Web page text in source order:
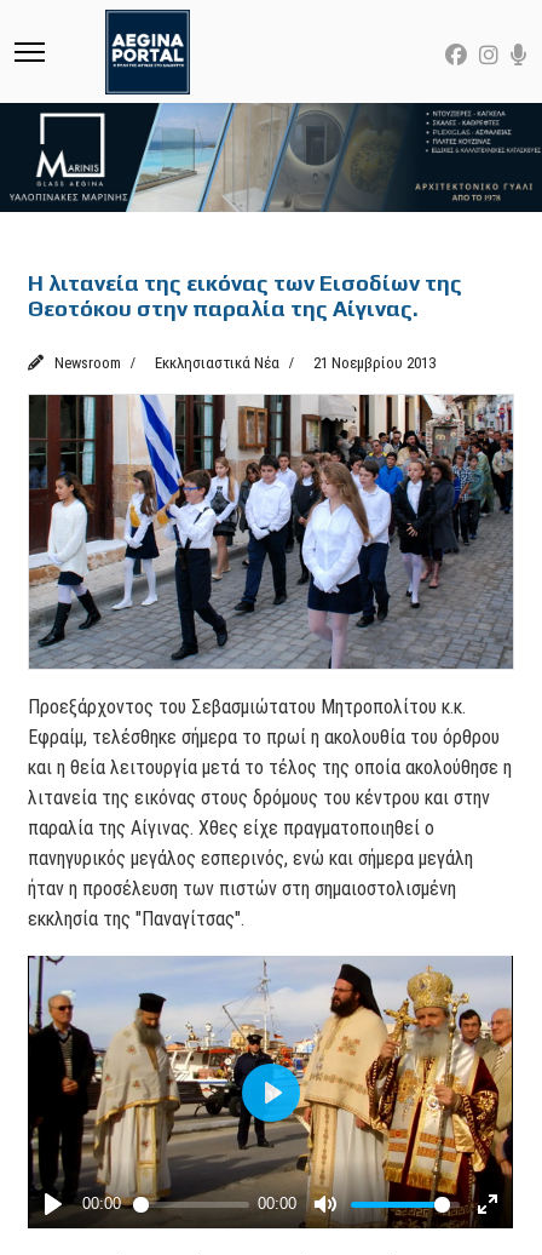
Η λιτανεία της εικόνας των Εισοδίων της
Θεοτόκου στην παραλία της Αίγινας.
Newsroom Εκκλησιαστικά Νέα 21 Νοεμβρίου 2013
Προεξάρχοντος του Σεβασμιώτατου Μητροπολίτου κ.κ.
Εφραίμ, τελέσθηκε σήμερα το πρωί η ακολουθία του όρθρου
και η θεία λειτουργία μετά το τέλος της οποία ακολούθησε η
λιτανεία της εικόνας στους δρόμους του κέντρου και στην
παραλία της Αίγινας. Χθες είχε πραγματοποιηθεί ο
πανηγυρικός μεγάλος εσπερινός, ενώ και σήμερα μεγάλη
ήταν η προσέλευση των πιστών στη σημαιοστολισμένη
εκκλησία της "Παναγίτσας".